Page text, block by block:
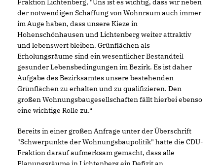
Fraktion Lichtenberg, "Uns ist es wichtig, dass wir neben
der notwendigen Schaffung von Wohnraum auch immer
im Auge haben, dass unsere Kieze in
Hohenschönhausen und Lichtenberg weiter attraktiv
und lebenswert bleiben. Grünflächen als
Erholungsräume sind ein wesentlicher Bestandteil
gesunder Lebensbedingungen im Bezirk. Es ist daher
Aufgabe des Bezirksamtes unsere bestehenden
Grünflächen zu erhalten und zu qualifizieren. Den
großen Wohnungsbaugesellschaften fällt hierbei ebenso
eine wichtige Rolle zu.“
Bereits in einer großen Anfrage unter der Überschrift
"Schwerpunkte der Wohnungsbaupolitik" hatte die CDU-
Fraktion darauf aufmerksam gemacht, dass alle